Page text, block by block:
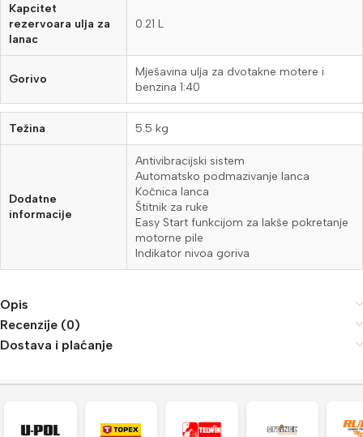
Kapcitet
rezervoara ulja za
lanac
0.21 L
Gorivo
Mješavina ulja za dvotakne motere i
benzina 1:40
Težina 5.5 kg
Dodatne
informacije
Antivibracijski sistem
Automatsko podmazivanje lanca
Kočnica lanca
Štitnik za ruke
Easy Start funkcijom za lakše pokretanje
motorne pile
Indikator nivoa goriva
Opis
Recenzije (0)
Dostava i plaćanje